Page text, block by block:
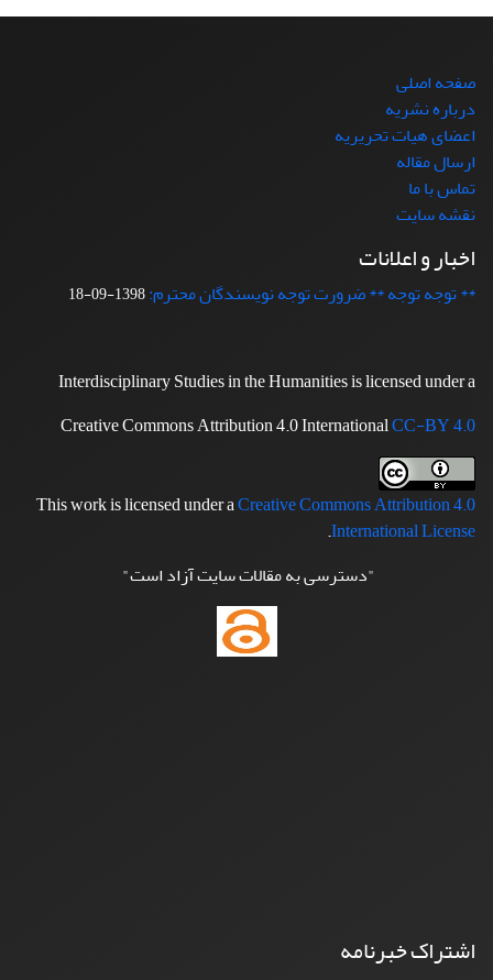
صفحه اصلی
درباره نشریه
اعضای هیات تحریریه
ارسال مقاله
تماس با ما
نقشه سایت
اخبار و اعلانات
** توجه توجه ** ضرورت توجه نویسندگان محترم:1398-09-18
Interdisciplinary Studies in the Humanities is licensed under a
Creative Commons Attribution 4.0 InternationalCC-BY 4.0
This work is licensed under aCreative Commons Attribution 4.0
International License
.
"دسترسی به مقالات سایت آزاد است"
اشتراک خبرنامه